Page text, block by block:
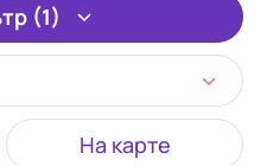
(1)
На карте